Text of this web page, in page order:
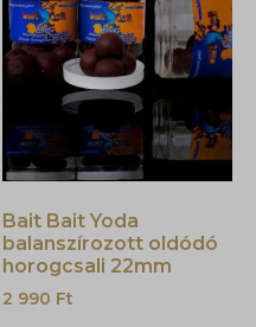
Bait Bait Yoda
balanszírozott oldódó
horogcsali 22mm
2 990 Ft